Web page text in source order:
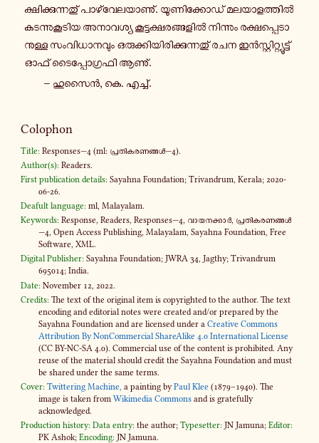
ക്ഷി­ക്കു­ന്ന­തു് പാ­ഴ്‌­വേ­ല­യാ­ണു്. യൂ­ണി­ക്കോ­ഡ് മ­ല­യാ­ള­ത്തിൽ
ക­ട­ന്നു­കൂ­ടി­യ അ­നാ­വ­ശ്യ കൂ­ട്ട­ക്ഷ­ര­ങ്ങ­ളിൽ നി­ന്നും ര­ക്ഷ­പ്പെ­ടാ­
നു­ള്ള സം­വി­ധാ­ന­വും ഒ­രു­ക്കി­യി­രി­ക്കു­ന്ന­തു് രചന ഇൻ­സ്റ്റി­റ്റ്യൂ­ട്ട്
ഓഫ് ടൈ­പ്പോ­ഗ്ര­ഫി ആണു്.
– ഹുസൈൻ, കെ. എച്ച്.
Colophon
Title: Responses—4 (ml: പ്ര­തി­ക­ര­ണ­ങ്ങൾ—4).
Author(s): Readers.
First publication details: Sayahna Foundation; Trivandrum, Kerala; 2020-
06-26.
Deafult language: ml, Malayalam.
Keywords: Response, Readers, Responses—4, വാ­യ­ന­ക്കാർ, പ്ര­തി­ക­ര­ണ­ങ്ങൾ
—4, Open Access Publishing, Malayalam, Sayahna Foundation, Free
Software, XML.
Digital Publisher: Sayahna Foundation; JWRA 34, Jagthy; Trivandrum
695014; India.
Date: November 12, 2022.
Credits: The text of the original item is copyrighted to the author. The text
encoding and editorial notes were created and​/or prepared by the
Sayahna Foundation and are licensed under aCreative Commons
Attribution By NonCommercial ShareAlike 4​.0 International License
(CC BY-​NC-SA 4​.0). Commercial use of the content is prohibited. Any
reuse of the material should credit the Sayahna Foundation and must
be shared under the same terms.
Cover: Twittering Machine, a painting byPaul Klee (1879–1940). The
image is taken fromWikimedia Commons and is gratefully
acknowledged.
Production history: Data entry: the author;Typesetter: JN Jamuna;Editor:
PK Ashok;Encoding: JN Jamuna.